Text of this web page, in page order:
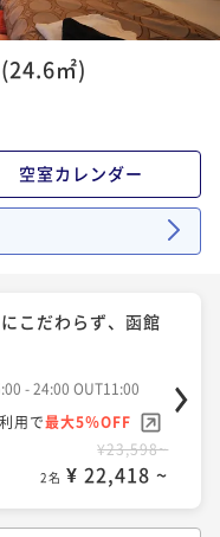
㎡)
空室カレンダー
こだわらず、函館
- 24:00 OUT11:00
用で最大5％OFF
¥23,598~
2名 ¥ 22,418 ~